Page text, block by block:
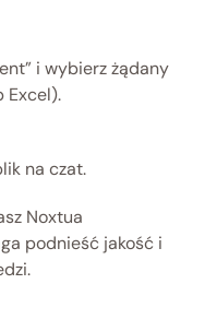
i wybierz żądany
Excel).
na czat.
Noxtua
podnieść jakość i